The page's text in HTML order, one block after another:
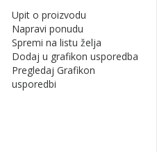
Upit o proizvodu
Napravi ponudu
Spremi na listu želja
Dodaj u grafikon usporedba
Pregledaj Grafikon
usporedbi